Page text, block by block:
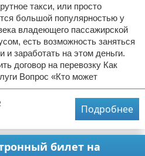
такси, или просто
большой популярностью у
владеющего пассажирской
есть возможность заняться
и заработать на этом деньги.
договор на перевозку Как
Вопрос «Кто может
Подробнее
билет на